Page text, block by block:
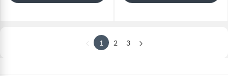
1 2 3